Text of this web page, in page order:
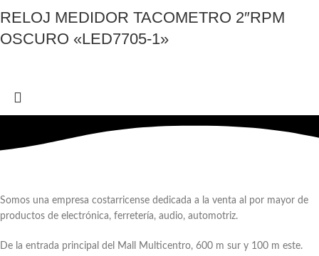
RELOJ MEDIDOR TACOMETRO 2″RPM
OSCURO «LED7705-1»
Somos una empresa costarricense dedicada a la venta al por mayor de
productos de electrónica, ferretería, audio, automotriz.
De la entrada principal del Mall Multicentro, 600 m sur y 100 m este.